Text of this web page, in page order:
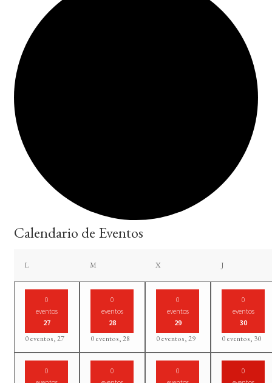
Calendario de Eventos
Llunes Mmartes Xmiércoles Jjueves
0
eventos
27
0 eventos,27
0
eventos
28
0 eventos,28
0
eventos
29
0 eventos,29
0
eventos
30
0 eventos, 30
0
0
0
0